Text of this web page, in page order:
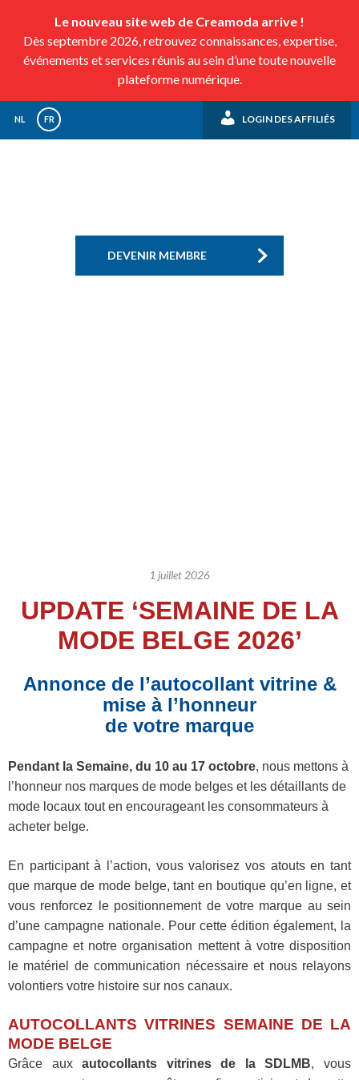
Le nouveau site web de Creamoda arrive !
Dès septembre 2026, retrouvez connaissances, expertise,
événements et services réunis au sein d’une toute nouvelle
plateforme numérique.
NL FR LOGIN DES AFFILIÉS
DEVENIR MEMBRE
1 juillet 2026
UPDATE ‘SEMAINE DE LA
MODE BELGE 2026’
Annonce de l’autocollant vitrine &
mise à l’honneur
de votre marque
Pendant la Semaine, du 10 au 17 octobre, nous mettons à
l’honneur nos marques de mode belges et les détaillants de
mode locaux tout en encourageant les consommateurs à
acheter belge.
En participant à l’action, vous valorisez vos atouts en tant
que marque de mode belge, tant en boutique qu’en ligne, et
vous renforcez le positionnement de votre marque au sein
d’une campagne nationale. Pour cette édition également, la
campagne et notre organisation mettent à votre disposition
le matériel de communication nécessaire et nous relayons
volontiers votre histoire sur nos canaux.
AUTOCOLLANTS VITRINES SEMAINE DE LA
MODE BELGE
Grâce auxautocollants vitrines de la SDLMB, vous